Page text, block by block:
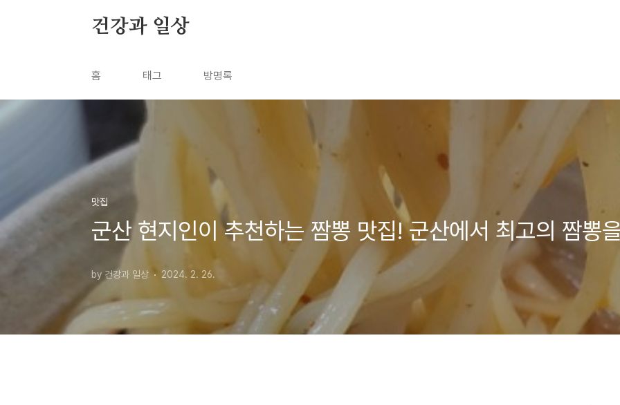
건강과 일상
홈 태그 방명록
맛집
군산 현지인이 추천하는 짬뽕 맛집! 군산에서 최고의 짬뽕
by 건강과 일상 2024. 2. 26.